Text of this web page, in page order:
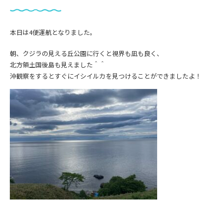
本日は4便運航となりました。
朝、クジラの見える丘公園に行くと視界も凪も良く、
北方領土国後島も見えました＾＾
沖観察をするとすぐにイシイルカを見つけることができましたよ！